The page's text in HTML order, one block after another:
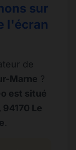
sur
l'écran
de
Marne ?
est situé
Le
.